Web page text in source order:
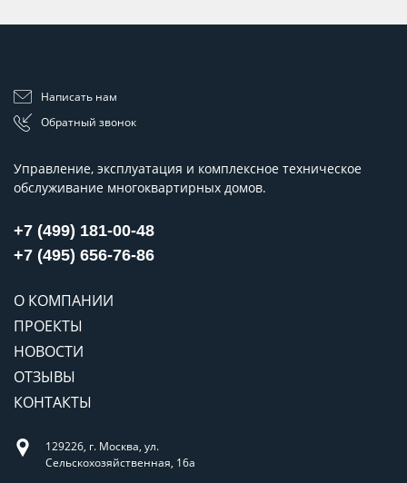
Написать нам
Обратный звонок
Управление, эксплуатация и комплексное техническое
обслуживание многоквартирных домов.
+7 (499) 181-00-48
+7 (495) 656-76-86
О КОМПАНИИ
ПРОЕКТЫ
НОВОСТИ
ОТЗЫВЫ
КОНТАКТЫ
129226, г. Москва, ул.
Сельскохозяйственная, 16а